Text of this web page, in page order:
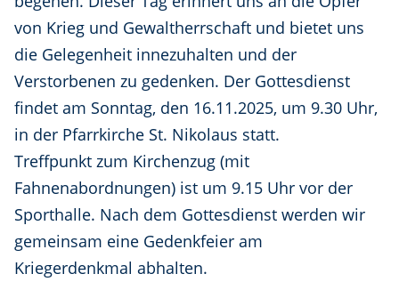
von Krieg und Gewaltherrschaft und bietet uns
die Gelegenheit innezuhalten und der
Verstorbenen zu gedenken. Der Gottesdienst
findet am Sonntag, den 16.11.2025, um 9.30 Uhr,
in der Pfarrkirche St. Nikolaus statt.
Treffpunkt zum Kirchenzug (mit
Fahnenabordnungen) ist um 9.15 Uhr vor der
Sporthalle. Nach dem Gottesdienst werden wir
gemeinsam eine Gedenkfeier am
Kriegerdenkmal abhalten.